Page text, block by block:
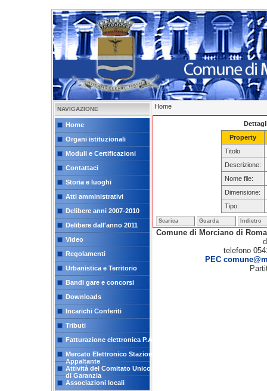
NAVIGAZIONE
Home
Organi istituzionali
Moduli e Certificazioni
Contattaci
Storia e luoghi
Atti amministrativi
Delibere anni 2007-2010
Delibere dall'anno 2011
Video
Regolamenti
Urbanistica e Territorio
Bandi gare e concorsi
Downloads
Incarichi Conferiti
Tributi
Fatturazione elettronica P.A.
Mercato Elettronico Stazione
Appaltante
Attività del Comitato Unico
di Garanzia
Associazioni locali
Home
Property
Titolo
Descrizione:
Nome file:
Dimensione:
Tipo:
Scarica Guarda Indietro
Comune di Morciano di
telefono
PEC